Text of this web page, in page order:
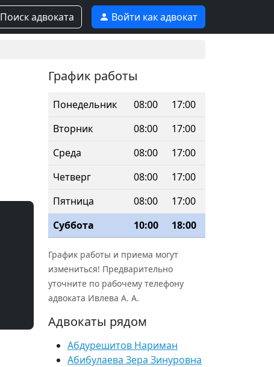
Поиск адвоката Войти как адвокат
График работы
Понедельник 08:00
17:00
Вторник
08:00
17:00
Среда
08:00
17:00
Четверг
08:00
17:00
Пятница
08:00
17:00
Суббота
10:00 18:00
График работы и приема могут
измениться! Предварительно
уточните по рабочему телефону
адвоката Ивлева А. А.
Адвокаты рядом
Абдурешитов Нариман
Абибулаева Зера Зинуровна